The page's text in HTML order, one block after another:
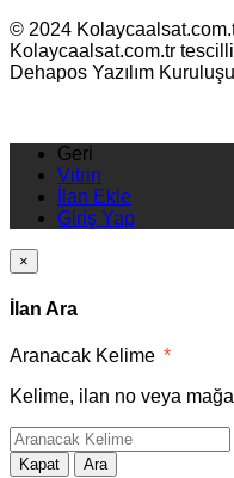
© 2024
Kolaycaalsat.com.tr tescilli
Dehapos Yazılım
Geri
Vitrin
İlan Ekle
Giriş Yap
×
İlan Ara
Aranacak Kelime *
Kelime, ilan no veya
Kapat Ara